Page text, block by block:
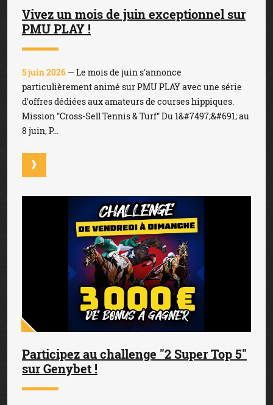
Vivez un mois de juin exceptionnel sur
PMU PLAY !
5 juin 2026 — Le mois de juin s'annonce
particulièrement animé sur PMU PLAY avec une série
d'offres dédiées aux amateurs de courses hippiques.
Mission "Cross-Sell Tennis & Turf" Du 1&#7497;&#691; au
8 juin, P...
Participez au challenge "2 Super Top 5"
sur Genybet !